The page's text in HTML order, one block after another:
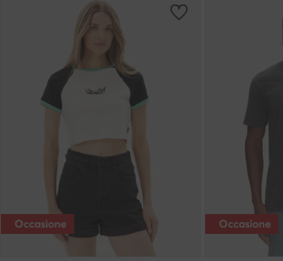
Occasione Occasione